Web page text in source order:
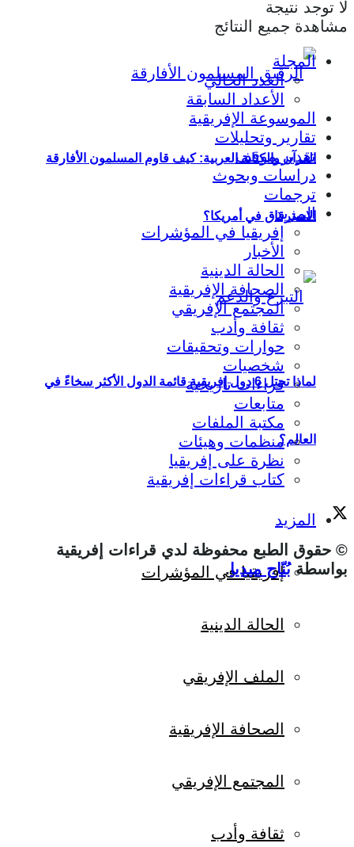
القرآن والكتابة العربية: كيف قاوم المسلمون الأفارقة
الاسترقاق في أمريكا؟
لماذا تحتل 6 دول إفريقية قائمة الدول الأكثر سخاءً في
العالم؟
المزيد
إفريقيا في المؤشرات
الحالة الدينية
الملف الإفريقي
الصحافة الإفريقية
المجتمع الإفريقي
ثقافة وأدب
لا توجد نتيجة
مشاهدة جميع النتائج
المجلة
العدد الحالي
الأعداد السابقة
الموسوعة الإفريقية
تقارير وتحليلات
تقدير موقف
دراسات وبحوث
ترجمات
المزيد
إفريقيا في المؤشرات
الأخبار
الحالة الدينية
الصحافة الإفريقية
المجتمع الإفريقي
ثقافة وأدب
حوارات وتحقيقات
شخصيات
قراءات تاريخية
متابعات
مكتبة الملفات
منظمات وهيئات
نظرة على إفريقيا
كتاب قراءات إفريقية
© حقوق الطبع محفوظة لدي قراءات إفريقية
بواسطةبُنّاج ميديا.